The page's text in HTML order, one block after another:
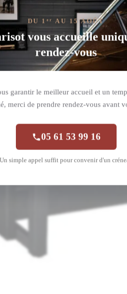
DU 1 er AU 15 AOÛT
vous accueille
rendez-vous
garantir le meilleur accueil et un
merci de prendre rendez-vous avant
05 61 53 99 16
Un simple appel suffit pour convenir d'un